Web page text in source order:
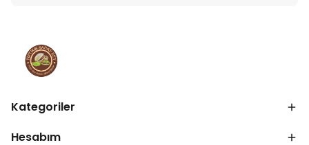
Kategoriler
Hesabım